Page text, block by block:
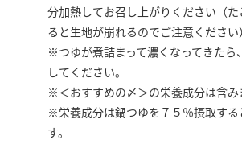
分加熱してお召し上がりください（
ると生地が崩れるのでご注意ください
※つゆが煮詰まって濃くなってきたら
してください。
※＜おすすめの〆＞の栄養成分は含み
※栄養成分は鍋つゆを７５％摂取する
す。